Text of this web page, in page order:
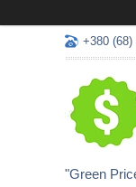
+380 (68)
"Green